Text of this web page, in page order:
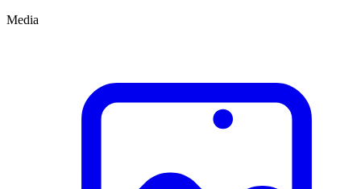
Media